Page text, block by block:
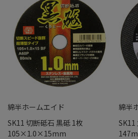
綿半ホームエイド
SK11 切断砥石 黒砥 1枚
105×1.0×15mm
綿半
SK11